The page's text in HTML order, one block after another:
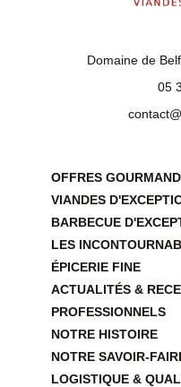
Domaine de
05
OFFRES
VIANDES
BARBECUE
LES
ÉPICERIE FINE
ACTUALITÉS &
PROFESSIONNELS
NOTRE HISTOIRE
NOTRE SAVOIR-
LOGISTIQUE &